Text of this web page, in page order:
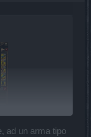
ad un arma tipo